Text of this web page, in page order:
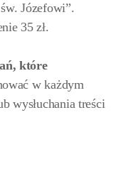
Józefowi”.
35 zł.
które
w każdym
wysłuchania treści